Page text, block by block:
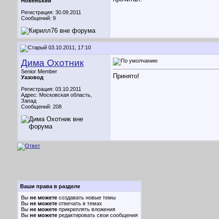
Регистрация: 30.09.2011
Сообщений: 9
03.10.2011, 17:10
Дима Охотник
Senior Member
Уазовод
Регистрация: 03.10.2011
Адрес: Московская область,
Запад
Сообщений: 208
Принято!
Ваши права в разделе
Вы не можете создавать новые темы
Вы не можете отвечать в темах
Вы не можете прикреплять вложения
Вы не можете редактировать свои сообщения